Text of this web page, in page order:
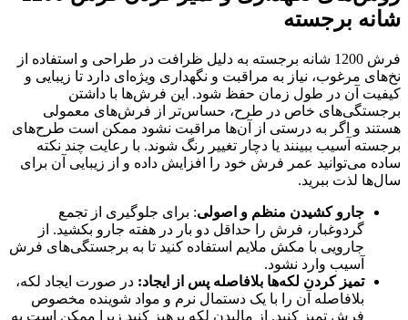
شانه برجسته
فرش 1200 شانه برجسته به دلیل ظرافت در طراحی و استفاده از
نخ‌های مرغوب، نیاز به مراقبت و نگهداری ویژه‌ای دارد تا زیبایی و
کیفیت آن در طول زمان حفظ شود. این فرش‌ها با داشتن
برجستگی‌های خاص در طرح، حساس‌تر از فرش‌های معمولی
هستند و اگر به درستی از آن‌ها مراقبت نشود ممکن است طرح‌های
برجسته آسیب ببینند یا دچار تغییر رنگ شوند. با رعایت چند نکته
ساده می‌توانید عمر فرش خود را افزایش داده و از زیبایی آن برای
سال‌ها لذت ببرید.
جارو کشیدن منظم و اصولی: برای جلوگیری از تجمع
گردوغبار، فرش را حداقل دو بار در هفته جارو بکشید. از
جارویی با مکش ملایم استفاده کنید تا به برجستگی‌های فرش
آسیب وارد نشود.
تمیز کردن لکه‌ها بلافاصله پس از ایجاد: در صورت ایجاد لکه،
بلافاصله آن را با یک دستمال نرم و مواد شوینده مخصوص
فرش تمیز کنید. از مالیدن لکه پرهیز کنید زیرا ممکن است به